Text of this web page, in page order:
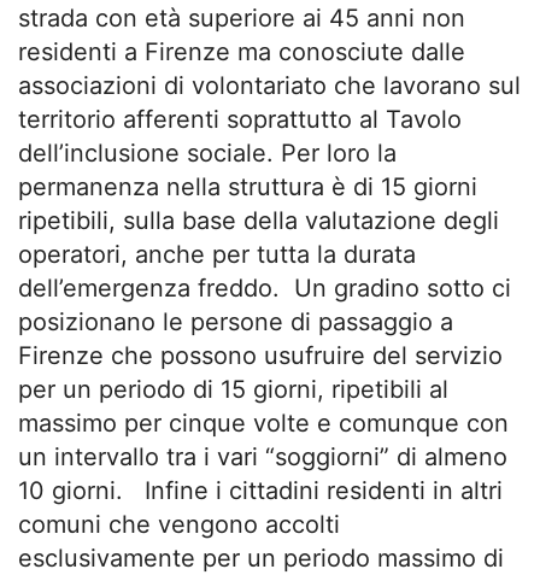
strada con età superiore ai 45 anni non
residenti a Firenze ma conosciute dalle
associazioni di volontariato che lavorano sul
territorio afferenti soprattutto al Tavolo
dell’inclusione sociale. Per loro la
permanenza nella struttura è di 15 giorni
ripetibili, sulla base della valutazione degli
operatori, anche per tutta la durata
dell’emergenza freddo. Un gradino sotto ci
posizionano le persone di passaggio a
Firenze che possono usufruire del servizio
per un periodo di 15 giorni, ripetibili al
massimo per cinque volte e comunque con
un intervallo tra i vari “soggiorni” di almeno
10 giorni. Infine i cittadini residenti in altri
comuni che vengono accolti
esclusivamente per un periodo massimo di